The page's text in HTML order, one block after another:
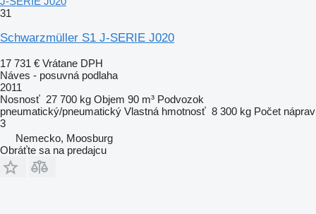
31
Schwarzmüller S1 J-SERIE J020
17 731 € Vrátane DPH
Náves - posuvná podlaha
2011
Nosnosť 27 700 kg Objem 90 m³ Podvozok
pneumatický/pneumatický Vlastná hmotnosť 8 300 kg Počet náprav
3
Nemecko, Moosburg
Obráťte sa na predajcu